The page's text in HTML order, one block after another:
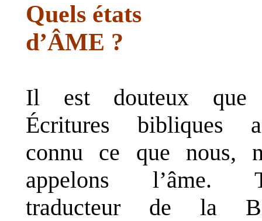
Quels états
d’ÂME ?
Il est douteux que
Écritures bibliques
connu ce que nous,
appelons l’âme.
traducteur de la